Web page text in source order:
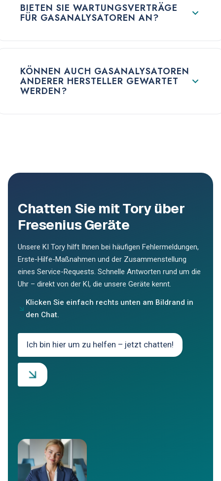
BIETEN SIE WARTUNGSVERTRÄGE
FÜR GASANALYSATOREN AN?
KÖNNEN AUCH GASANALYSATOREN
ANDERER HERSTELLER GEWARTET
WERDEN?
Chatten Sie mit Tory über
Fresenius Geräte
Unsere KI Tory hilft Ihnen bei häufigen Fehlermeldungen,
Erste-Hilfe-Maßnahmen und der Zusammenstellung
eines Service-Requests. Schnelle Antworten rund um die
Uhr – direkt von der KI, die unsere Geräte kennt.
Klicken Sie einfach rechts unten am Bildrand in
den Chat.
Ich bin hier um zu helfen – jetzt chatten!